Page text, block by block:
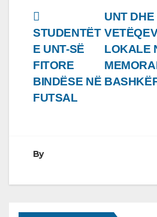
Lëvizje
te
postimet
UNT DHE
LOKALE
STUDENTËT
E UNT-SË
FITORE
BINDËSE NË
FUTSAL
By